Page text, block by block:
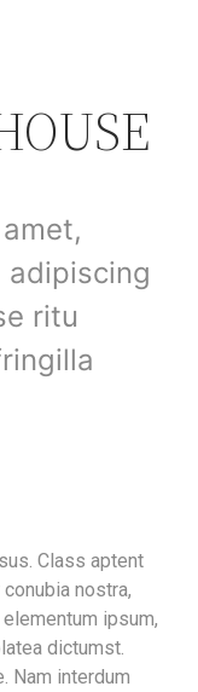
ritu
Class aptent
nostra,
ipsum,
dictumst.
Nam interdum